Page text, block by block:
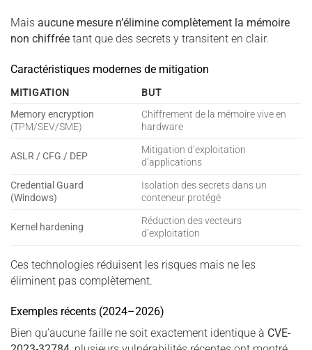
Mais aucune mesure n’élimine complètement la mémoire
non chiffrée tant que des secrets y transitent en clair.
Caractéristiques modernes de mitigation
MITIGATION
BUT
Memory encryption
(TPM/SEV/SME)
Chiffrement de la mémoire vive en
hardware
ASLR / CFG / DEP
Mitigation d’exploitation
d’applications
Credential Guard
(Windows)
Isolation des secrets dans un
conteneur protégé
Kernel hardening
Réduction des vecteurs
d’exploitation
Ces technologies réduisent les risques mais ne les
éliminent pas complètement.
Exemples récents (2024–2026)
Bien qu’aucune faille ne soit exactement identique à CVE-